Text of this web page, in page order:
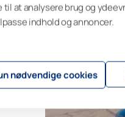
til at analysere brug og
indhold og annoncer.
nødvendige cookies